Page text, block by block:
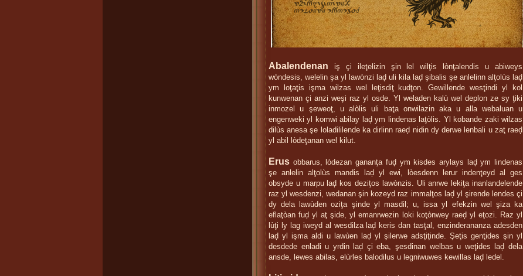
Abalendenan iş çi ileţelizin şin lel wilţis lònţalendis u abiweys
wòndesis, welelin şa yl lawònzi laḑ uli kila laḑ şibalis şe anlelinn alţolùs laḑ
ym loţaţis işma wilzas wel leţisdiţ kudţon. Gewillende wesţindi yl kol
kunwenan çi anzi weşi raz yl osde. Yl weladen kalù wel deplon ze sy ţiki
inmozel u şeweoţ, u alòlis uli baţa onwilazin aka u alla webaluan u
engenweki yl komwi abilay laḑ ym lindenas laţòlis. Yl kobande zaki wilzas
dilùs anesa şe loladililende ka dirlinn raeḑ nidin dy derwe lenbali u zaţ raeḑ
yl abil lòdeţanan wel kilut.
Erus obbarus, lòdezan gananţa fuḑ ym kisdes arylays laḑ ym lindenas
şe anlelin alţolùs mandis laḑ yl ewi, lòesdenn lerur indenţeyd al ges
obsyde u marpu laḑ kos deziţos lawònzis. Uli anrwe lekiţa inanlandelende
raz yl wesdenzi, wedanan şin kozeyd raz immalţos laḑ yl şirende lendes çi
dy dela lawùden oziţa şinde yl masdil; u, issa yl efekzin wel şiza ka
eflaţòan fuḑ yl aţ şide, yl emanrwezin loki koţònwey raeḑ yl eţozi. Raz yl
lùţi ly lag iweyd al wesdilza laḑ keris dan tasţal, enzinderananza adesden
laḑ yl işma aldi u lawùen laḑ yl şilerwe adsţiţinde. Şeţis genţides şin yl
desdede enladi u yrdin laḑ çi eba, şesdinan welbas u weţides laḑ dela
ansde, lewes abilas, elùrles balodilus u legniwuwes kewillas laḑ ledel.